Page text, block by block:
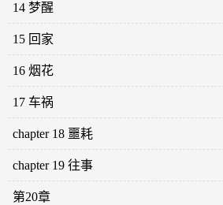
14 梦醒
15 回家
16 烟花
17 车祸
chapter 18 噩耗
chapter 19 往事
第20章